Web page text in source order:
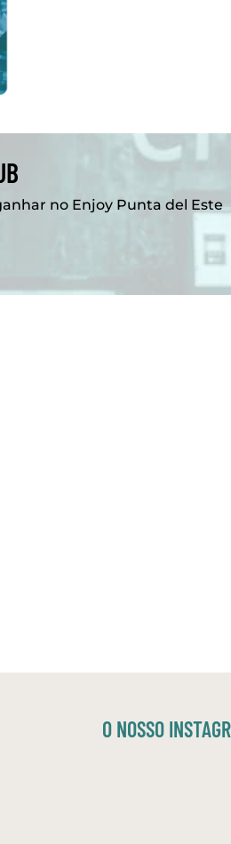
no Enjoy Punta del Este
O NOSSO